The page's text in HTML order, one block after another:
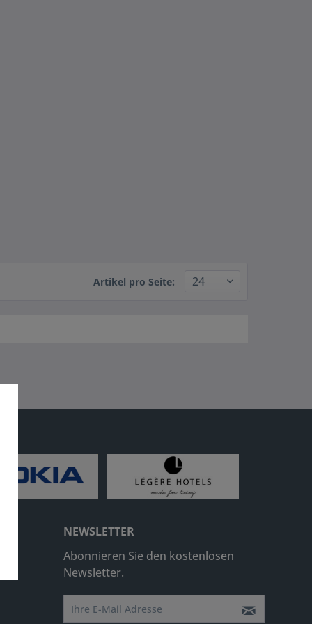
Artikel pro Seite:
NEWSLETTER
Abonnieren Sie den kostenlosen
Newsletter.